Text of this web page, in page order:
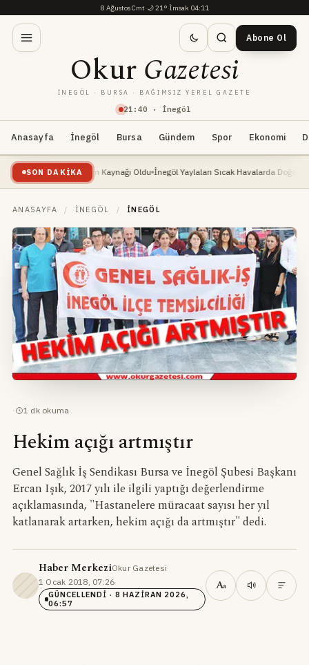
8 Ağustos Cmt·🌙21°·İmsak 04:11
21 : 40 · İnegöl
OkurGazetesi
İNEGÖL · BURSA · BAĞIMSIZ YEREL GAZETE
Abone Ol
Anasayfa İnegöl Bursa Gündem Spor Ekonomi
SON DAKIKA
Geçim Kaynağı Oldu İnegöl Yaylaları Sıcak Havalarda Doğa Severlerin Yeni
ANASAYFA / İNEGÖL / İNEGÖL
· 1 dk okuma
Hekim açığı artmıştır
Genel Sağlık İş Sendikası Bursa ve İnegöl Şubesi Başkanı
Ercan Işık, 2017 yılı ile ilgili yaptığı değerlendirme
açıklamasında, "Hastanelere müracaat sayısı her yıl
katlanarak artarken, hekim açığı da artmıştır" dedi.
Haber MerkeziOkur Gazetesi·
1 Ocak 2018, 07:26·
GÜNCELLENDI · 8 HAZIRAN 2026,
06:57
Aa